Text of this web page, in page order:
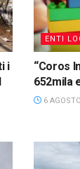
i
ENTI
“Coros
652mila
6